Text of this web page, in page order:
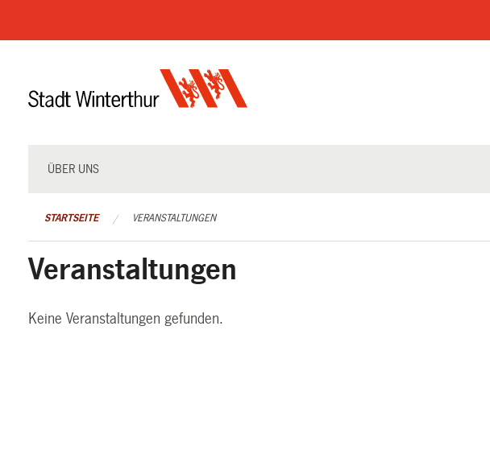
überspringen
ÜBER UNS
STARTSEITE VERANSTALTUNGEN
Veranstaltungen
Keine Veranstaltungen gefunden.